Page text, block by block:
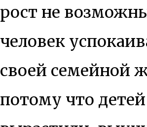
рост не
человек
своей семейной
потому что детей